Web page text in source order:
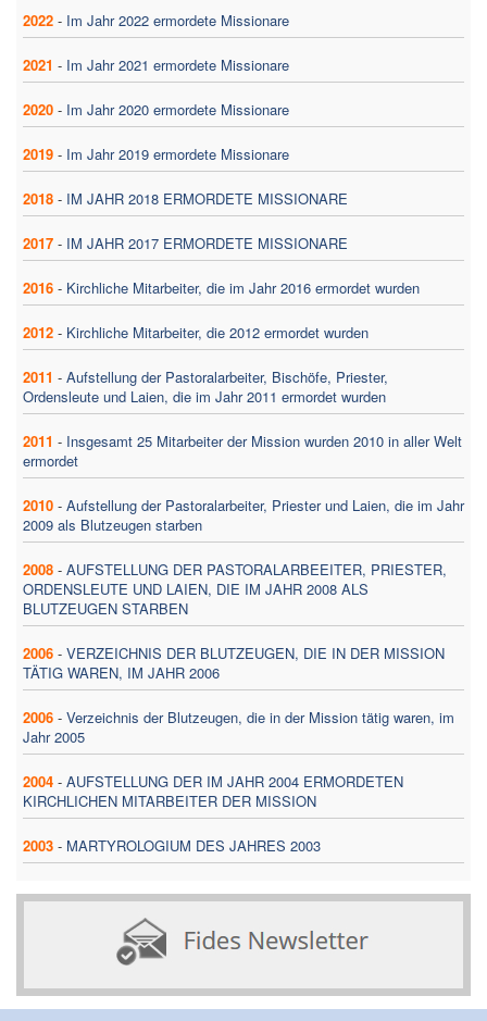
2022 - Im Jahr 2022 ermordete Missionare
2021 - Im Jahr 2021 ermordete Missionare
2020 - Im Jahr 2020 ermordete Missionare
2019 - Im Jahr 2019 ermordete Missionare
2018 - IM JAHR 2018 ERMORDETE MISSIONARE
2017 - IM JAHR 2017 ERMORDETE MISSIONARE
2016 - Kirchliche Mitarbeiter, die im Jahr 2016 ermordet wurden
2012 - Kirchliche Mitarbeiter, die 2012 ermordet wurden
2011 - Aufstellung der Pastoralarbeiter, Bischöfe, Priester,
Ordensleute und Laien, die im Jahr 2011 ermordet wurden
2011 - Insgesamt 25 Mitarbeiter der Mission wurden 2010 in aller Welt
ermordet
2010 - Aufstellung der Pastoralarbeiter, Priester und Laien, die im Jahr
2009 als Blutzeugen starben
2008 - AUFSTELLUNG DER PASTORALARBEEITER, PRIESTER,
ORDENSLEUTE UND LAIEN, DIE IM JAHR 2008 ALS
BLUTZEUGEN STARBEN
2006 - VERZEICHNIS DER BLUTZEUGEN, DIE IN DER MISSION
TÄTIG WAREN, IM JAHR 2006
2006 - Verzeichnis der Blutzeugen, die in der Mission tätig waren, im
Jahr 2005
2004 - AUFSTELLUNG DER IM JAHR 2004 ERMORDETEN
KIRCHLICHEN MITARBEITER DER MISSION
2003 - MARTYROLOGIUM DES JAHRES 2003